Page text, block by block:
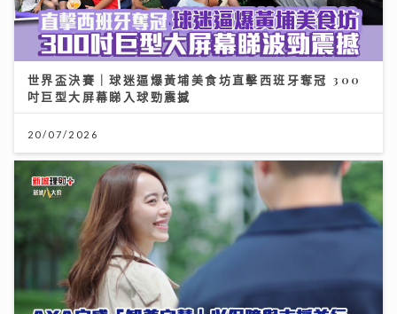
世界盃決賽｜球迷逼爆黃埔美食坊直擊西班牙奪冠 300
吋巨型大屏幕睇入球勁震撼
20/07/2026